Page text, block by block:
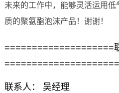
未来的工作中，能够灵活运用
质的聚氨酯泡沫产品！谢谢！
====================
=====================
联系人： 吴经理